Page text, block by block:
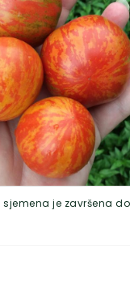
sjemena je završena